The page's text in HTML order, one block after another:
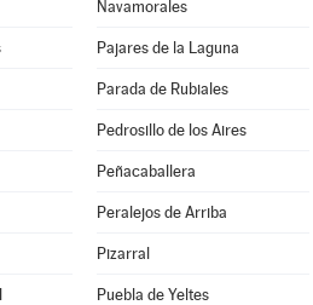
Navamorales
Pajares de la Laguna
Parada de Rubiales
Pedrosillo de los Aires
Peñacaballera
Peralejos de Arriba
Pizarral
Puebla de Yeltes